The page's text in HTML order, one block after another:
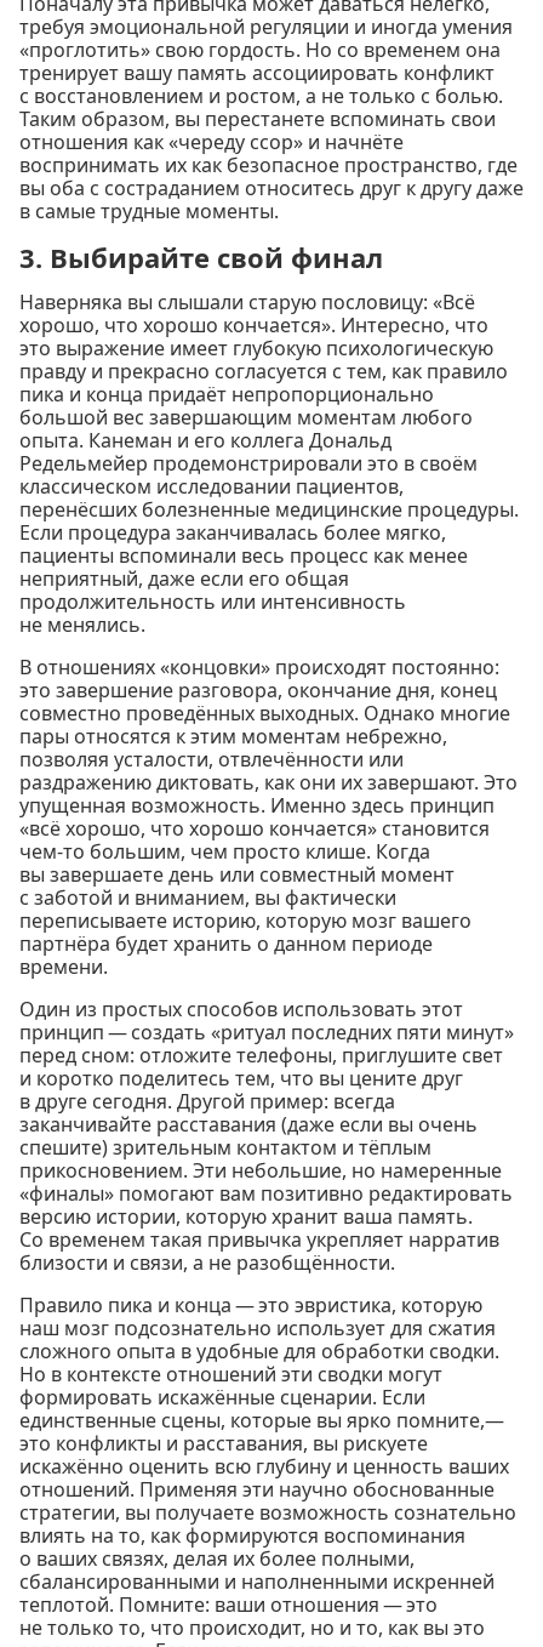
требуя эмоциональной регуляции и иногда умения
«проглотить» свою гордость. Но со временем она
тренирует вашу память ассоциировать конфликт
с восстановлением и ростом, а не только с болью.
Таким образом, вы перестанете вспоминать свои
отношения как «череду ссор» и начнёте
воспринимать их как безопасное пространство, где
вы оба с состраданием относитесь друг к другу даже
в самые трудные моменты.
3. Выбирайте свой финал
Наверняка вы слышали старую пословицу: «Всё
хорошо, что хорошо кончается». Интересно, что
это выражение имеет глубокую психологическую
правду и прекрасно согласуется с тем, как правило
пика и конца придаёт непропорционально
большой вес завершающим моментам любого
опыта. Канеман и его коллега Дональд
Редельмейер продемонстрировали это в своём
классическом исследовании пациентов,
перенёсших болезненные медицинские процедуры.
Если процедура заканчивалась более мягко,
пациенты вспоминали весь процесс как менее
неприятный, даже если его общая
продолжительность или интенсивность
не менялись.
В отношениях «концовки» происходят постоянно:
это завершение разговора, окончание дня, конец
совместно проведённых выходных. Однако многие
пары относятся к этим моментам небрежно,
позволяя усталости, отвлечённости или
раздражению диктовать, как они их завершают. Это
упущенная возможность. Именно здесь принцип
«всё хорошо, что хорошо кончается» становится
чем-то большим, чем просто клише. Когда
вы завершаете день или совместный момент
с заботой и вниманием, вы фактически
переписываете историю, которую мозг вашего
партнёра будет хранить о данном периоде
времени.
Один из простых способов использовать этот
принцип — создать «ритуал последних пяти минут»
перед сном: отложите телефоны, приглушите свет
и коротко поделитесь тем, что вы цените друг
в друге сегодня. Другой пример: всегда
заканчивайте расставания (даже если вы очень
спешите) зрительным контактом и тёплым
прикосновением. Эти небольшие, но намеренные
«финалы» помогают вам позитивно редактировать
версию истории, которую хранит ваша память.
Со временем такая привычка укрепляет нарратив
близости и связи, а не разобщённости.
Правило пика и конца — это эвристика, которую
наш мозг подсознательно использует для сжатия
сложного опыта в удобные для обработки сводки.
Но в контексте отношений эти сводки могут
формировать искажённые сценарии. Если
единственные сцены, которые вы ярко помните,—
это конфликты и расставания, вы рискуете
искажённо оценить всю глубину и ценность ваших
отношений. Применяя эти научно обоснованные
стратегии, вы получаете возможность сознательно
влиять на то, как формируются воспоминания
о ваших связях, делая их более полными,
сбалансированными и наполненными искренней
теплотой. Помните: ваши отношения — это
не только то, что происходит, но и то, как вы это